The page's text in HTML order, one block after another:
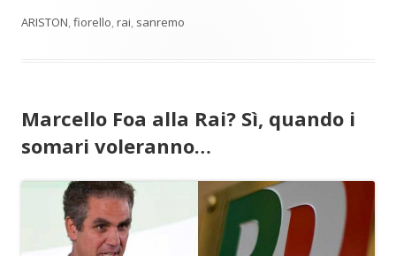
ARISTON fiorello rai sanremo
Marcello Foa alla Rai? Sì, quando i
somari voleranno…